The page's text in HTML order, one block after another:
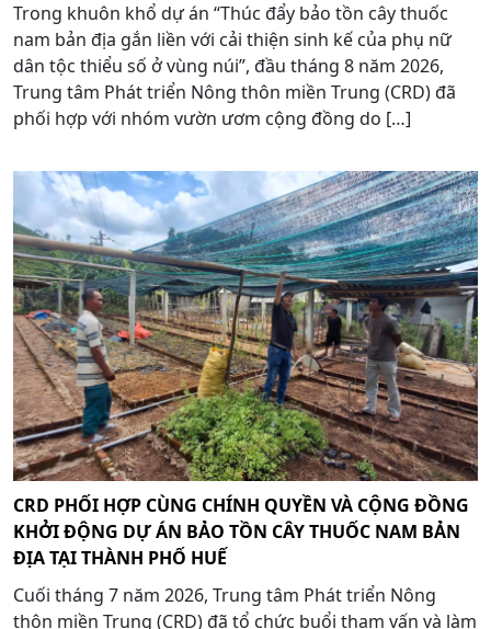
Trong khuôn khổ dự án “Thúc đẩy bảo tồn cây thuốc
nam bản địa gắn liền với cải thiện sinh kế của phụ nữ
dân tộc thiểu số ở vùng núi”, đầu tháng 8 năm 2026,
Trung tâm Phát triển Nông thôn miền Trung (CRD) đã
phối hợp với nhóm vườn ươm cộng đồng do […]
CRD PHỐI HỢP CÙNG CHÍNH QUYỀN VÀ CỘNG ĐỒNG
KHỞI ĐỘNG DỰ ÁN BẢO TỒN CÂY THUỐC NAM BẢN
ĐỊA TẠI THÀNH PHỐ HUẾ
Cuối tháng 7 năm 2026, Trung tâm Phát triển Nông
thôn miền Trung (CRD) đã tổ chức buổi tham vấn và làm